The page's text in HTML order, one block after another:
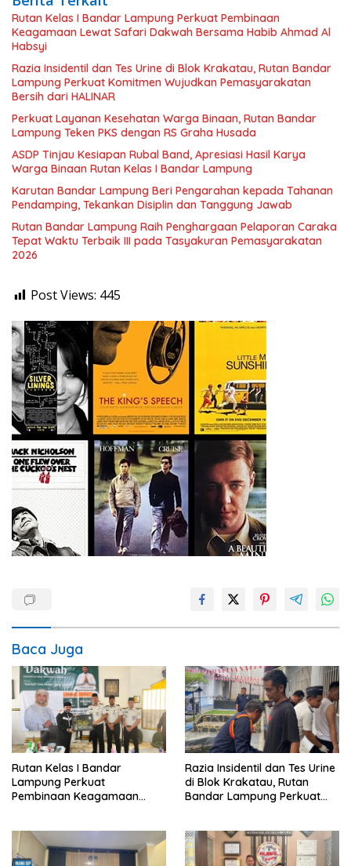
Rutan Kelas I Bandar Lampung Perkuat Pembinaan
Keagamaan Lewat Safari Dakwah Bersama Habib Ahmad Al
Habsyi
Razia Insidentil dan Tes Urine di Blok Krakatau, Rutan Bandar
Lampung Perkuat Komitmen Wujudkan Pemasyarakatan
Bersih dari HALINAR
Perkuat Layanan Kesehatan Warga Binaan, Rutan Bandar
Lampung Teken PKS dengan RS Graha Husada
ASDP Tinjau Kesiapan Rubal Band, Apresiasi Hasil Karya
Warga Binaan Rutan Kelas I Bandar Lampung
Karutan Bandar Lampung Beri Pengarahan kepada Tahanan
Pendamping, Tekankan Disiplin dan Tanggung Jawab
Rutan Bandar Lampung Raih Penghargaan Pelaporan Caraka
Tepat Waktu Terbaik III pada Tasyakuran Pemasyarakatan
2026
Post Views: 445
Baca Juga
Rutan Kelas I Bandar
Lampung Perkuat
Pembinaan Keagamaan
Habsyi
Razia Insidentil dan Tes Urine
di Blok Krakatau, Rutan
Bandar Lampung Perkuat
HALINAR